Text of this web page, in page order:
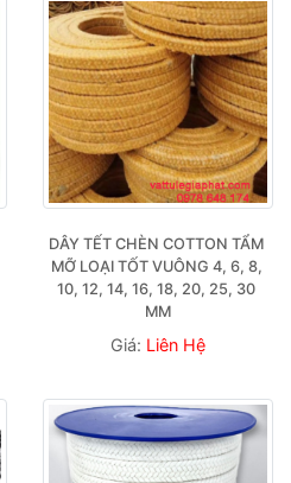
DÂY TẾT CHÈN COTTON TẨM
MỠ LOẠI TỐT VUÔNG 4, 6, 8,
10, 12, 14, 16, 18, 20, 25, 30
MM
Giá: Liên Hệ